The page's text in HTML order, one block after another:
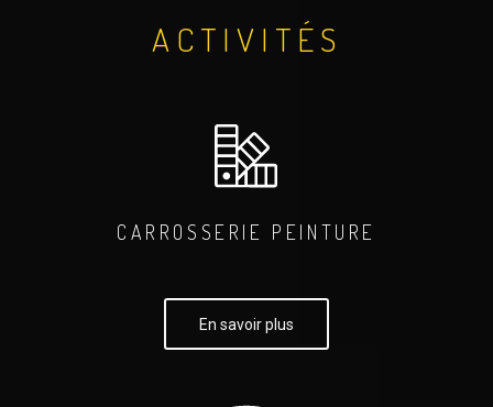
ACTIVITÉS
CARROSSERIE PEINTURE
En savoir plus